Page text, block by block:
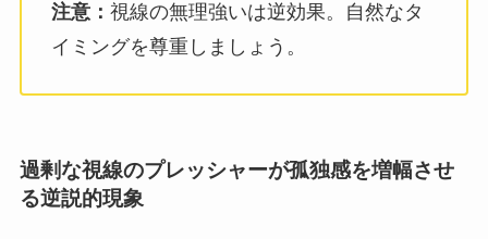
注意： 視線の無理強いは逆効果。自然なタ
イミングを尊重しましょう。
過剰な視線のプレッシャーが孤独感を増幅させ
る逆説的現象